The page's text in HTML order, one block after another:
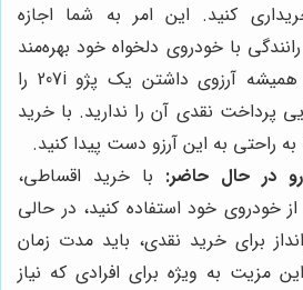
کنید. این امر به شما اجازه
با خودروی دلخواه خود بهره‌مند
شوید. فرض کنید همیشه آرزوی داشتن یک پژو 207i را
پرداخت نقدی آن را ندارید. با خرید
راحتی به این آرزو دست پیدا کنید.
در حال حاضر: با خرید اقساطی،
از خودروی خود استفاده کنید، در حالی
برای خرید نقدی، باید مدت زمان
مزیت به ویژه برای افرادی که نیاز